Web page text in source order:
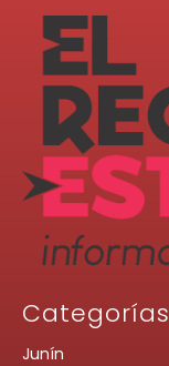
Categorías
Junín